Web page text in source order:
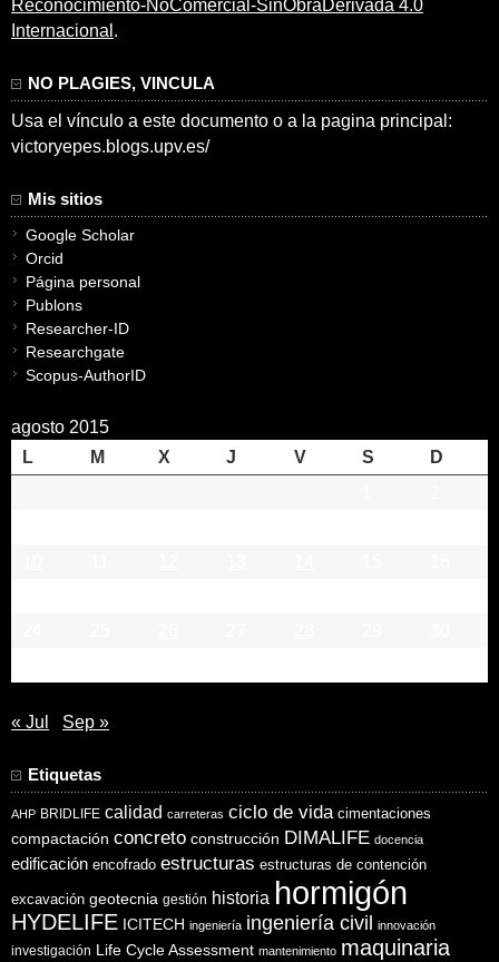
Reconocimiento-NoComercial-SinObraDerivada 4.0
Internacional .
NO PLAGIES, VINCULA
Usa el vínculo a este documento o a la pagina principal:
victoryepes.blogs.upv.es/
Mis sitios
Google Scholar
Orcid
Página personal
Publons
Researcher-ID
Researchgate
Scopus-AuthorID
agosto 2015
L
M X J V S
D
« Jul Sep »
Etiquetas
AHP BRIDLIFE calidad carreteras ciclo de vida cimentaciones
compactación concreto construcción DIMALIFE docencia
edificación encofrado estructuras estructuras de contención
excavación geotecnia gestión historia hormigón
HYDELIFE ICITECH ingeniería ingeniería civil innovación
investigación Life Cycle Assessment mantenimiento maquinaria